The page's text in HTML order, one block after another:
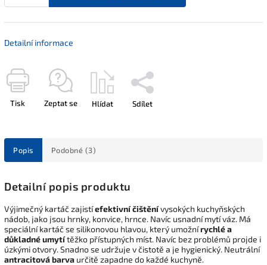
Detailní informace
Tisk Zeptat se Hlídat Sdílet
Popis Podobné (3)
Detailní popis produktu
Výjimečný kartáč zajistíefektivní čištěnívysokých kuchyňských
nádob, jako jsou hrnky, konvice, hrnce. Navíc usnadní mytí váz. Má
speciální kartáč se silikonovou hlavou, který umožnírychlé a
důkladné umytítěžko přístupných míst. Navíc bez problémů projde i
úzkými otvory. Snadno se udržuje v čistotě a je hygienický. Neutrální
antracitová barva určitě zapadne do každé kuchyně.